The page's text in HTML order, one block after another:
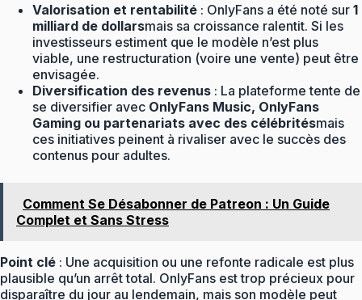
Valorisation et rentabilité : OnlyFans a été noté sur 1
milliard de dollarsmais sa croissance ralentit. Si les
investisseurs estiment que le modèle n’est plus
viable, une restructuration (voire une vente) peut être
envisagée.
Diversification des revenus : La plateforme tente de
se diversifier avec OnlyFans Music, OnlyFans
Gaming ou partenariats avec des célébritésmais
ces initiatives peinent à rivaliser avec le succès des
contenus pour adultes.
Comment Se Désabonner de Patreon : Un Guide
Complet et Sans Stress
Point clé : Une acquisition ou une refonte radicale est plus
plausible qu’un arrêt total. OnlyFans est trop précieux pour
disparaître du jour au lendemain, mais son modèle peut